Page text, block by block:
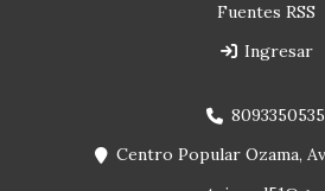
Fuentes RSS
Ingresar
8093350535
Centro Popular Ozama,